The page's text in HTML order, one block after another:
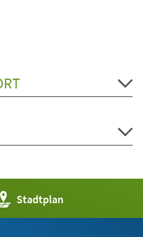
Stadtplan
(Öffnet